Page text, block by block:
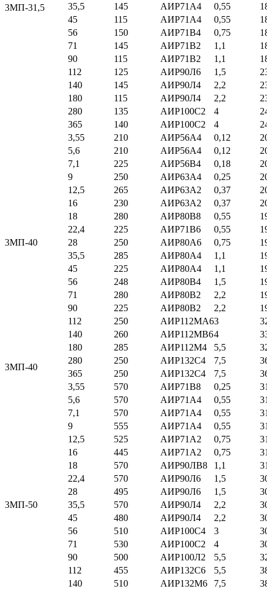
3МП-31,5
35,5
145 АИР71А4 0,55
45
115 АИР71А4 0,55
56
150 АИР71В4 0,75
71
145 АИР71В2 1,1
90
115 АИР71В2 1,1
112
125 АИР90Л6 1,5
140
145 АИР90Л4 2,2
180
115 АИР90Л4 2,2
280
135 АИР100С2 4
365
140 АИР100С2 4
3МП-40
3,55 210 АИР56А4 0,12
5,6
210 АИР56А4 0,12
7,1
225 АИР56В4 0,18
9
250 АИР63А4 0,25
12,5
265 АИР63А2 0,37
16
230 АИР63А2 0,37
18
280 АИР80В8 0,55
22,4
225 АИР71В6 0,55
28
250 АИР80А6 0,75
35,5
285 АИР80А4 1,1
45
225 АИР80А4 1,1
56
248 АИР80В4 1,5
71
280 АИР80В2 2,2
90
225 АИР80В2 2,2
112
250 АИР112МА63
140
260 АИР112МВ64
180
285 АИР112М4 5,5
3МП-40
280 250 АИР132С4 7,5
365
250 АИР132С4 7,5
3МП-50
3,55 570 АИР71В8 0,25
5,6
570 АИР71А4 0,55
7,1
570 АИР71А4 0,55
9
555 АИР71А4 0,55
12,5
525 АИР71А2 0,75
16
445 АИР71А2 0,75
18
570 АИР90ЛВ8 1,1
22,4
570 АИР90Л6 1,5
28
495 АИР90Л6 1,5
35,5
570 АИР90Л4 2,2
45
480 АИР90Л4 2,2
56
510 АИР100С4 3
71
530 АИР100С2 4
90
500 АИР100Л2 5,5
112
455 АИР132С6 5,5
140
510 АИР132М6 7,5